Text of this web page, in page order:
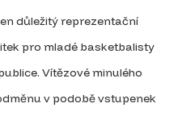
důležitý reprezentační
pro mladé basketbalisty
Vítězové minulého
v podobě vstupenek